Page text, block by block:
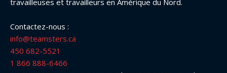
travailleuses et travailleurs en Amérique du Nord.
Contactez-nous :
info@teamsters.ca
450 682-5521
1 866 888-6466